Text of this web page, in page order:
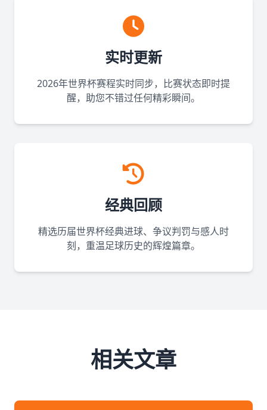
实时更新
2026年世界杯赛程实时同步，比赛状态即时提
醒，助您不错过任何精彩瞬间。
经典回顾
精选历届世界杯经典进球、争议判罚与感人时
刻，重温足球历史的辉煌篇章。
相关文章